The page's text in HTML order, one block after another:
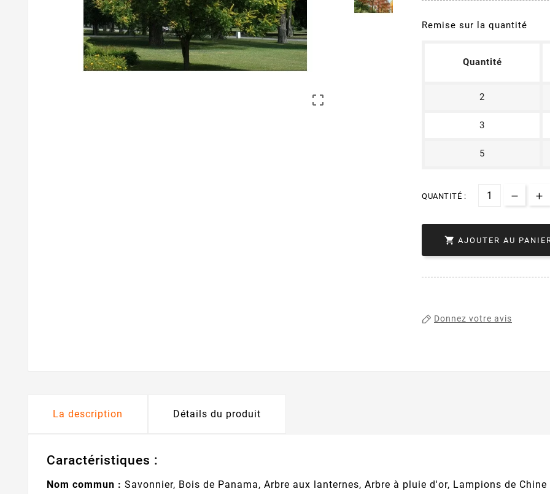

Remise sur la quantité
Quantité
2
3
5
QUANTITÉ :
 AJOUTER AU
Donnez votre avis
La description Détails du produit
Caractéristiques :
Nom commun : Savonnier, Bois de Panama, Arbre aux lanternes, Arbre à pluie d'or, Lampions de Chine